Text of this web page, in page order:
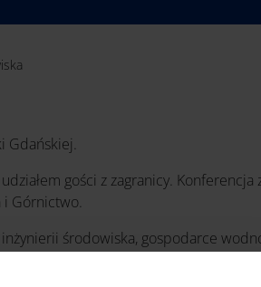
Gdańskiej.
gości z zagranicy. Konferencja
i Górnictwo.
środowiska, gospodarce